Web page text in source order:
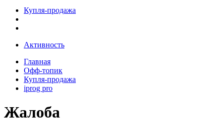
Купля-продажа
Активность
Главная
Офф-топик
Купля-продажа
iprog pro
Жалоба